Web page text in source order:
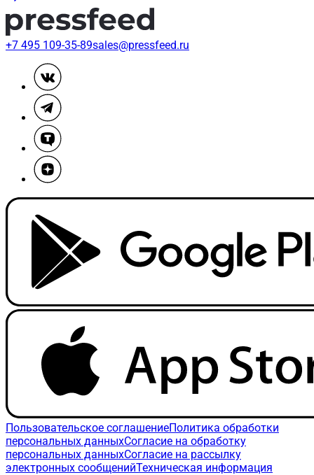
+7 495 109-35-89sales@pressfeed.ru
Пользовательское соглашениеПолитика обработки
персональных данныхСогласие на обработку
персональных данныхСогласие на рассылку
электронных сообщенийТехническая информация